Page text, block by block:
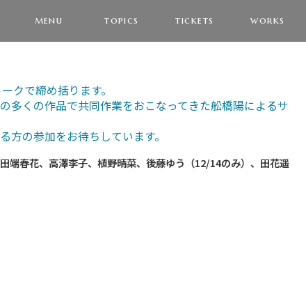
menu topics tickets works
クで締め括ります。
多くの作品で共同作業をおこなってきた舩橋陽によるサ
の参加をお待ちしています。
端春花、高澤李子、植野晴菜、後藤ゆう（12/14のみ）、田花遥